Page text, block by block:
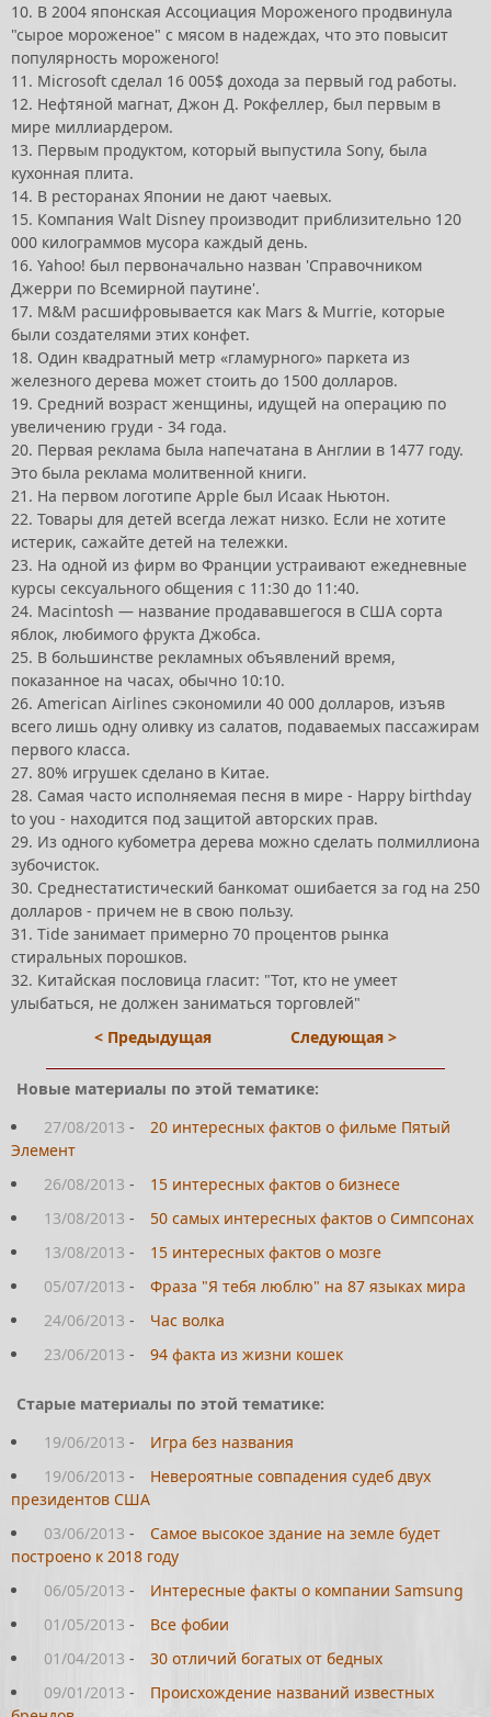
10. В 2004 японская Ассоциация Мороженого продвинула
"сырое мороженое" с мясом в надеждах, что это повысит
популярность мороженого!
11. Microsoft сделал 16 005$ дохода за первый год работы.
12. Нефтяной магнат, Джон Д. Рокфеллер, был первым в
мире миллиардером.
13. Первым продуктом, который выпустила Sony, была
кухонная плита.
14. В ресторанах Японии не дают чаевых.
15. Компания Walt Disney производит приблизительно 120
000 килограммов мусора каждый день.
16. Yahoo! был первоначально назван 'Справочником
Джерри по Всемирной паутине'.
17. M&M расшифровывается как Mars & Murrie, которые
были создателями этих конфет.
18. Один квадратный метр «гламурного» паркета из
железного дерева может стоить до 1500 долларов.
19. Средний возраст женщины, идущей на операцию по
увеличению груди - 34 года.
20. Первая реклама была напечатана в Англии в 1477 году.
Это была реклама молитвенной книги.
21. На первом логотипе Apple был Исаак Ньютон.
22. Товары для детей всегда лежат низко. Если не хотите
истерик, сажайте детей на тележки.
23. На одной из фирм во Франции устраивают ежедневные
курсы сексуального общения с 11:30 до 11:40.
24. Macintosh — название продававшегося в США сорта
яблок, любимого фрукта Джобса.
25. В большинстве рекламных объявлений время,
показанное на часах, обычно 10:10.
26. American Airlines сэкономили 40 000 долларов, изъяв
всего лишь одну оливку из салатов, подаваемых пассажирам
первого класса.
27. 80% игрушек сделано в Китае.
28. Самая часто исполняемая песня в мире - Haррy birthday
to you - находится под защитой авторских прав.
29. Из одного кубометра дерева можно сделать полмиллиона
зубочисток.
30. Среднестатистический банкомат ошибается за год на 250
долларов - причем не в свою пользу.
31. Tide занимает примерно 70 процентов рынка
стиральных порошков.
32. Китайская пословица гласит: "Тот, кто не умеет
улыбаться, не должен заниматься торговлей"
< Предыдущая
Следующая >
Новые материалы по этой тематике:
27/08/2013 -
20 интересных фактов о фильме Пятый
Элемент
26/08/2013 -
15 интересных фактов о бизнесе
13/08/2013 -
50 самых интересных фактов о Симпсонах
13/08/2013 -
15 интересных фактов о мозге
05/07/2013 -
Фраза "Я тебя люблю" на 87 языках мира
24/06/2013 -
Час волка
23/06/2013 - 94 факта из жизни кошек
Старые материалы по этой тематике:
19/06/2013 -
Игра без названия
19/06/2013 -
Невероятные совпадения судеб двух
президентов США
03/06/2013 -
Самое высокое здание на земле будет
построено к 2018 году
06/05/2013 -
Интересные факты о компании Samsung
01/05/2013 -
Все фобии
01/04/2013 -
30 отличий богатых от бедных
09/01/2013 -
Происхождение названий известных